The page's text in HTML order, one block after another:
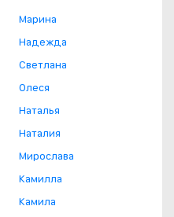
Марина
Надежда
Светлана
Олеся
Наталья
Наталия
Мирослава
Камилла
Камила